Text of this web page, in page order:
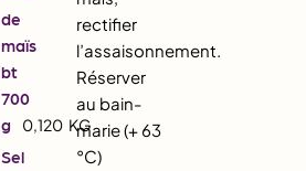
de
maïs
bt
700
g
0,120 KG
Sel
rectifier
l’assaisonnement.
Réserver
au bain-
marie (+ 63
°C)